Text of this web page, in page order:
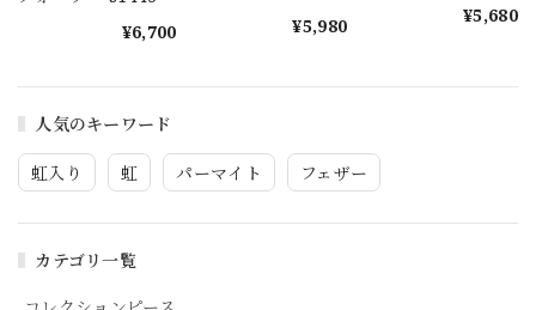
人気のキーワード
虹入り 虹 パーマイト フェザー
カテゴリ一覧
¥6,700
¥5,980
¥5,680